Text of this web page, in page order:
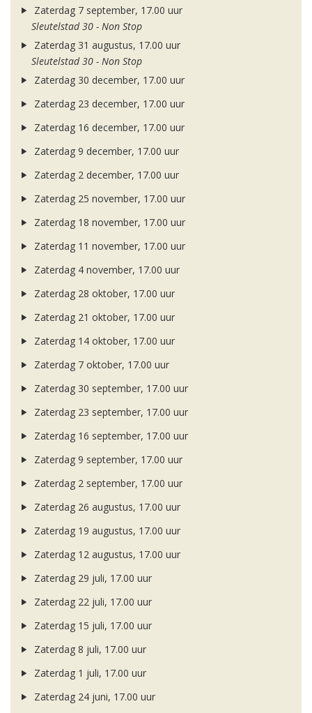
Zaterdag 7 september, 17.00 uur
Sleutelstad 30 - Non Stop
Zaterdag 31 augustus, 17.00 uur
Sleutelstad 30 - Non Stop
Zaterdag 30 december, 17.00 uur
Zaterdag 23 december, 17.00 uur
Zaterdag 16 december, 17.00 uur
Zaterdag 9 december, 17.00 uur
Zaterdag 2 december, 17.00 uur
Zaterdag 25 november, 17.00 uur
Zaterdag 18 november, 17.00 uur
Zaterdag 11 november, 17.00 uur
Zaterdag 4 november, 17.00 uur
Zaterdag 28 oktober, 17.00 uur
Zaterdag 21 oktober, 17.00 uur
Zaterdag 14 oktober, 17.00 uur
Zaterdag 7 oktober, 17.00 uur
Zaterdag 30 september, 17.00 uur
Zaterdag 23 september, 17.00 uur
Zaterdag 16 september, 17.00 uur
Zaterdag 9 september, 17.00 uur
Zaterdag 2 september, 17.00 uur
Zaterdag 26 augustus, 17.00 uur
Zaterdag 19 augustus, 17.00 uur
Zaterdag 12 augustus, 17.00 uur
Zaterdag 29 juli, 17.00 uur
Zaterdag 22 juli, 17.00 uur
Zaterdag 15 juli, 17.00 uur
Zaterdag 8 juli, 17.00 uur
Zaterdag 1 juli, 17.00 uur
Zaterdag 24 juni, 17.00 uur